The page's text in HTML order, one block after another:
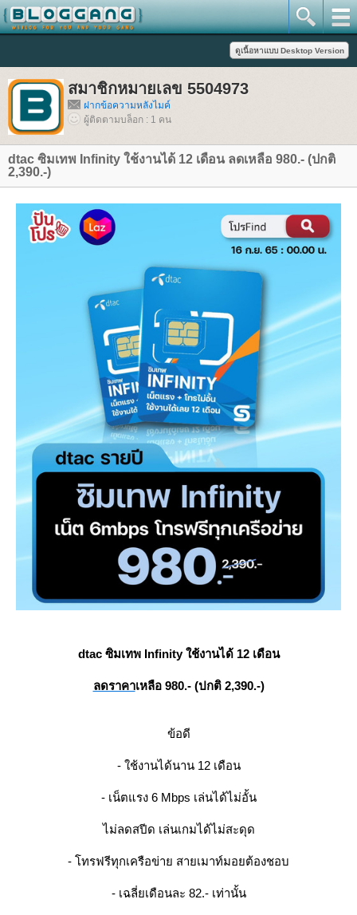
สมาชิกหมายเลข 5504973
ฝากข้อความหลังไมค์
ผู้ติดตามบล็อก : 1 คน
dtac ซิมเทพ Infinity ใช้งานได้ 12 เดือน ลดเหลือ 980.- (ปกติ
2,390.-)
dtac ซิมเทพ Infinity ใช้งานได้ 12 เดือน
ลดราคาเหลือ 980.- (ปกติ 2,390.-)
ข้อดี
- ใช้งานได้นาน 12 เดือน
- เน็ตแรง 6 Mbps เล่นได้ไม่อั้น
ไม่ลดสปีด เล่นเกมได้ไม่สะดุด
- โทรฟรีทุกเครือข่าย สายเมาท์มอยต้องชอบ
- เฉลี่ยเดือนละ 82.- เท่านั้น